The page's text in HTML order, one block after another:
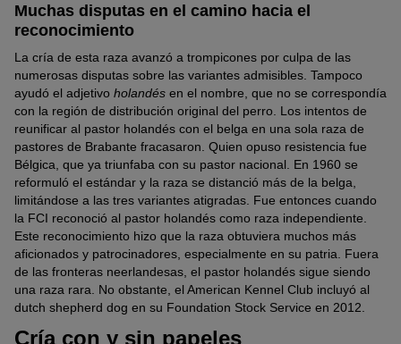
Muchas disputas en el camino hacia el
reconocimiento
La cría de esta raza avanzó a trompicones por culpa de las
numerosas disputas sobre las variantes admisibles. Tampoco
ayudó el adjetivo holandés en el nombre, que no se correspondía
con la región de distribución original del perro. Los intentos de
reunificar al pastor holandés con el belga en una sola raza de
pastores de Brabante fracasaron. Quien opuso resistencia fue
Bélgica, que ya triunfaba con su pastor nacional. En 1960 se
reformuló el estándar y la raza se distanció más de la belga,
limitándose a las tres variantes atigradas. Fue entonces cuando
la FCI reconoció al pastor holandés como raza independiente.
Este reconocimiento hizo que la raza obtuviera muchos más
aficionados y patrocinadores, especialmente en su patria. Fuera
de las fronteras neerlandesas, el pastor holandés sigue siendo
una raza rara. No obstante, el American Kennel Club incluyó al
dutch shepherd dog en su Foundation Stock Service en 2012.
Cría con y sin papeles